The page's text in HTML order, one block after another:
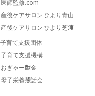
医師監修.com
産後ケアサロン ひより青山
産後ケアサロン ひより芝浦
子育て支援団体
子育て支援機構
おぎゃー献金
母子栄養懇話会